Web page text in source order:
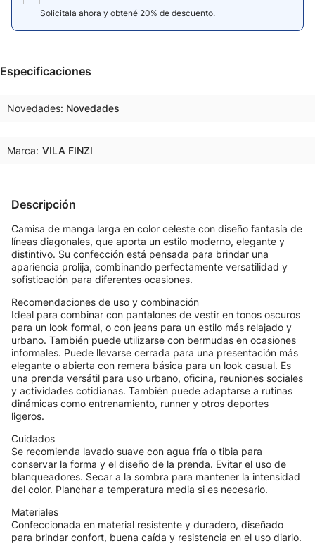
Solicitala ahora y obtené 20% de descuento.
Especificaciones
Novedades Novedades
Marca: VILA FINZI
Descripción
Camisa de manga larga en color celeste con diseño fantasía de
líneas diagonales, que aporta un estilo moderno, elegante y
distintivo. Su confección está pensada para brindar una
apariencia prolija, combinando perfectamente versatilidad y
sofisticación para diferentes ocasiones.
Recomendaciones de uso y combinación
Ideal para combinar con pantalones de vestir en tonos oscuros
para un look formal, o con jeans para un estilo más relajado y
urbano. También puede utilizarse con bermudas en ocasiones
informales. Puede llevarse cerrada para una presentación más
elegante o abierta con remera básica para un look casual. Es
una prenda versátil para uso urbano, oficina, reuniones sociales
y actividades cotidianas. También puede adaptarse a rutinas
dinámicas como entrenamiento, runner y otros deportes
ligeros.
Cuidados
Se recomienda lavado suave con agua fría o tibia para
conservar la forma y el diseño de la prenda. Evitar el uso de
blanqueadores. Secar a la sombra para mantener la intensidad
del color. Planchar a temperatura media si es necesario.
Materiales
Confeccionada en material resistente y duradero, diseñado
para brindar confort, buena caída y resistencia en el uso diario.